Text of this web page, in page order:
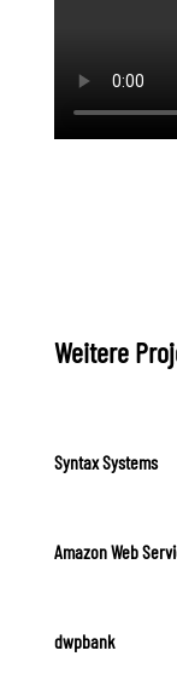
Weitere
Syntax Systems
Amazon Web
dwpbank